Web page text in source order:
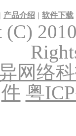
| 产品介绍 | 软件下载
网络
件 粤